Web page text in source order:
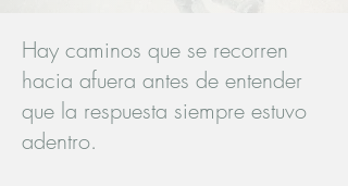
Hay caminos que se recorren
hacia afuera antes de entender
que la respuesta siempre estuvo
adentro.